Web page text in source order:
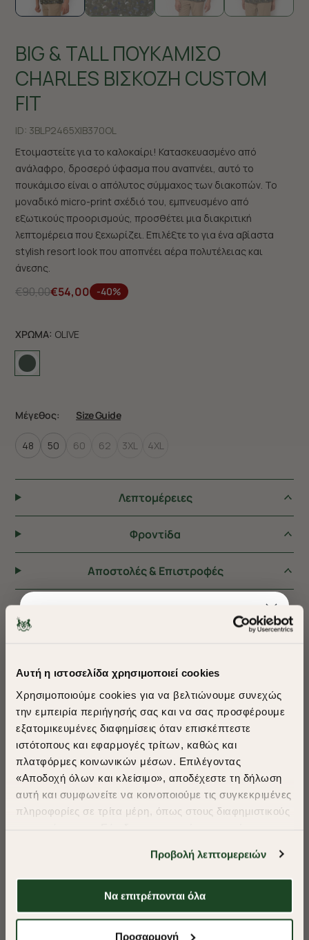
Αυτή η ιστοσελίδα χρησιμοποιεί cookies
Χρησιμοποιούμε cookies για να βελτιώνουμε συνεχώς
την εμπειρία περιήγησής σας και να σας προσφέρουμε
εξατομικευμένες διαφημίσεις όταν επισκέπτεστε
ιστότοπους και εφαρμογές τρίτων, καθώς και
πλατφόρμες κοινωνικών μέσων. Επιλέγοντας
«Αποδοχή όλων και κλείσιμο», αποδέχεστε τη δήλωση
αυτή και συμφωνείτε να κοινοποιούμε τις συγκεκριμένες
πληροφορίες σε τρίτα μέρη, όπως στους διαφημιστικούς
απαιτούμενα cookies» και θα περιοριστούμε
στα cookies και τις τεχνολογίες που είναι απολύτως
απαραίτητα για την ασφαλή απόδοση και
λειτουργικότητα της ιστοσελίδας μας. Ωστόσο, λάβετε
Προβολή λεπτομερειών
Να επιτρέπονται όλα
Προσαρμογή
BIG & TALL ΠΟΥΚΑΜΙΣΟ
CHARLES ΒΙΣΚΟΖΗ CUSTOM
FIT
ID: 3BLP2465X|B370OL
Ετοιμαστείτε για το καλοκαίρι! Κατασκευασμένο από
ανάλαφρο, δροσερό ύφασμα που αναπνέει, αυτό το
πουκάμισο είναι ο απόλυτος σύμμαχος των διακοπών. Το
μοναδικό micro-print σχέδιό του, εμπνευσμένο από
εξωτικούς προορισμούς, προσθέτει μια διακριτική
λεπτομέρεια που ξεχωρίζει. Επιλέξτε το για ένα αβίαστα
stylish resort look που αποπνέει αέρα πολυτέλειας και
άνεσης.
€90,00€54,00 -40%
ΧΡΩΜΑ: OLIVE
Μέγεθος: Size Guide
48 50 60 62 3XL 4XL
Λεπτομέρειες
Φροντiδα
Αποστολές & Επιστροφές
​
A Season of Style
SUMMER SALE
Shop Now